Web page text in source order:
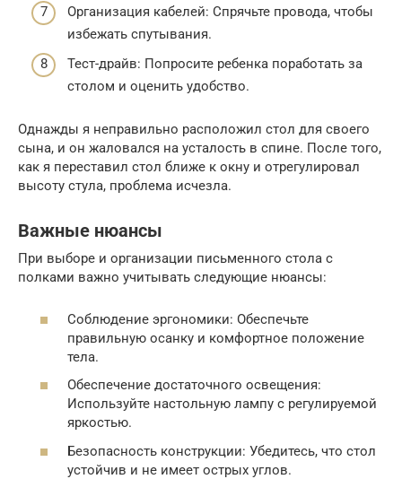
Организация кабелей: Спрячьте провода, чтобы
избежать спутывания.
Тест-драйв: Попросите ребенка поработать за
столом и оценить удобство.
Однажды я неправильно расположил стол для своего
сына, и он жаловался на усталость в спине. После того,
как я переставил стол ближе к окну и отрегулировал
высоту стула, проблема исчезла.
Важные нюансы
При выборе и организации письменного стола с
полками важно учитывать следующие нюансы:
Соблюдение эргономики: Обеспечьте
правильную осанку и комфортное положение
тела.
Обеспечение достаточного освещения:
Используйте настольную лампу с регулируемой
яркостью.
Безопасность конструкции: Убедитесь, что стол
устойчив и не имеет острых углов.